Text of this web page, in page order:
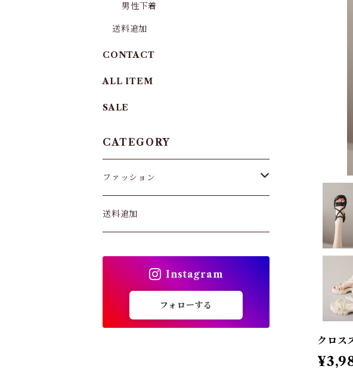
クロス
男性下着
送料追加
CONTACT
ALL ITEM
SALE
CATEGORY
ファッション
パンツ&スカート
カーディガン
送料追加
Instagram
フォローする